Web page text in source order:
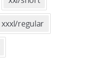
xxxl/regular